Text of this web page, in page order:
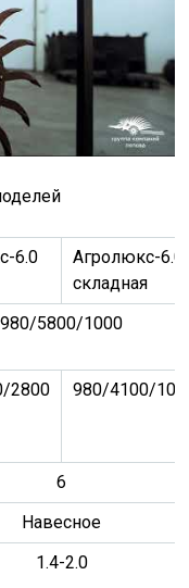
6.0
Агролюкс-6.0
складная
980/5800/1000
2800 980/4100/
6
Навесное
1.4-2.0